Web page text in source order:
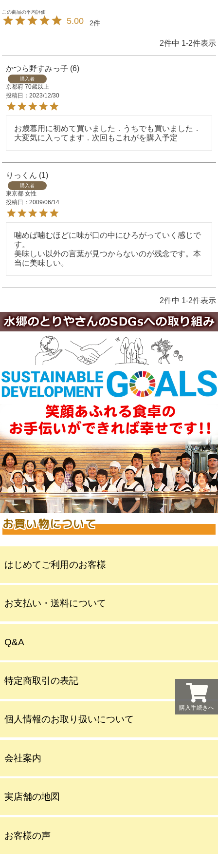
5.00 2
2件中 1-2件表示
かつら野すみっ子 6
購入者
京都府 70歳以上
投稿日
2023/12/30
お歳暮用に初めて買いました．うちでも買いました．
大変気に入ってます．次回もこれがを購入予定
りっくん 1
購入者
東京都 女性
投稿日
2009/06/14
噛めば噛むほどに味が口の中にひろがっていく感じで
す。
美味しい以外の言葉が見つからないのが残念です。本
2件中 1-2件表示
お買い物について
はじめてご利用のお客様
お支払い・送料について
Q&A
特定商取引の表記
個人情報のお取り扱いについて
会社案内
実店舗の地図
お客様の声
購入手続きへ